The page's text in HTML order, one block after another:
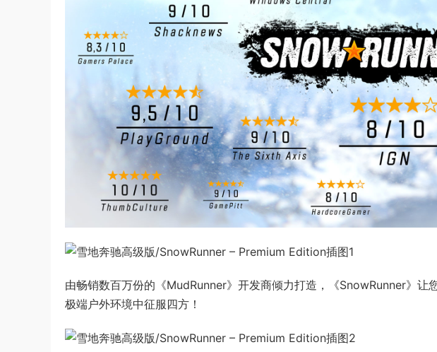
由畅销数百万份的《MudRunner》开发商倾力打造，《SnowRunner》让
极端户外环境中征服四方！